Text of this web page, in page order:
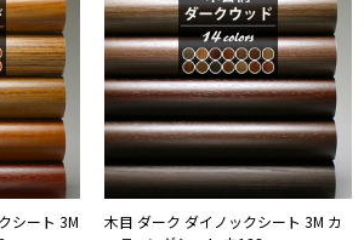
シート 3M
木目 ダーク ダイノックシート 3M カ